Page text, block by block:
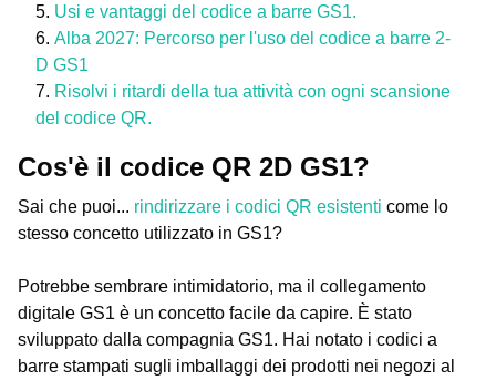
Usi e vantaggi del codice a barre GS1.
Alba 2027: Percorso per l'uso del codice a barre 2-
D GS1
Risolvi i ritardi della tua attività con ogni scansione
del codice QR.
Cos'è il codice QR 2D GS1?
Sai che puoi... rindirizzare i codici QR esistenti come lo
stesso concetto utilizzato in GS1?
Potrebbe sembrare intimidatorio, ma il collegamento
digitale GS1 è un concetto facile da capire. È stato
sviluppato dalla compagnia GS1. Hai notato i codici a
barre stampati sugli imballaggi dei prodotti nei negozi al